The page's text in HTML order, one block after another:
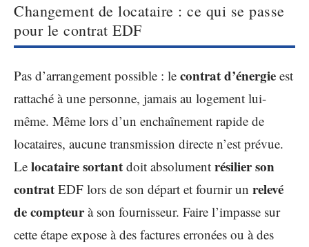
Changement de locataire : ce qui se passe
pour le contrat EDF
Pas d’arrangement possible : le contrat d’énergie est
rattaché à une personne, jamais au logement lui-
même. Même lors d’un enchaînement rapide de
locataires, aucune transmission directe n’est prévue.
Le locataire sortant doit absolument résilier son
contrat EDF lors de son départ et fournir un relevé
de compteurà son fournisseur. Faire l’impasse sur
cette étape expose à des factures erronées ou à des